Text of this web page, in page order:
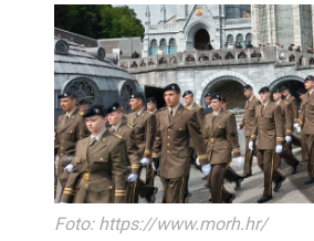
Foto: https://www.morh.hr/